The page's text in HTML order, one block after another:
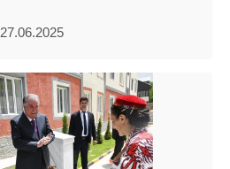
27.06.2025